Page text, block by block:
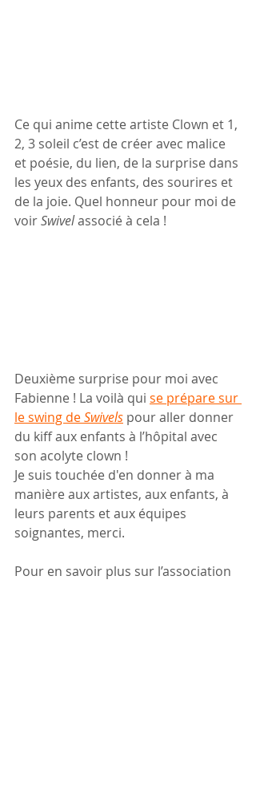
Ce qui anime cette artiste Clown et 1,
2, 3 soleil c’est de créer avec malice
et poésie, du lien, de la surprise dans
les yeux des enfants, des sourires et
de la joie. Quel honneur pour moi de
voir Swivel associé à cela !
Deuxième surprise pour moi avec
Fabienne ! La voilà qui se prépare sur
le swing de Swivels pour aller donner
du kiff aux enfants à l’hôpital avec
son acolyte clown !
Je suis touchée d'en donner à ma
manière aux artistes, aux enfants, à
leurs parents et aux équipes
soignantes, merci.
Pour en savoir plus sur l’association